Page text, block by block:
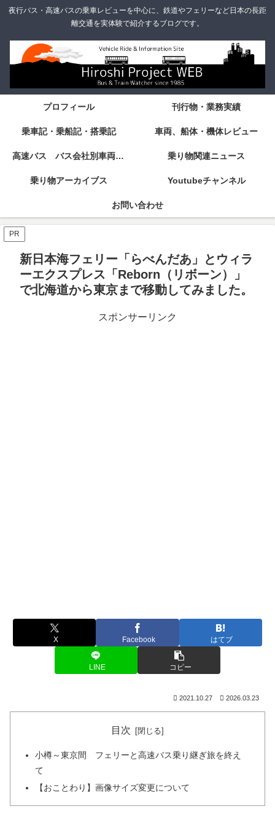
夜行バス・高速バスの乗車レビューを中心に、鉄道やフェリーなど日本の長距
離交通を実体験で紹介するブログです。
プロフィール 刊行物・業務実績
乗車記・乗船記・搭乗記 車両、船体・機体レビュー
高速バス バス会社別車両・設備・シート紹介 乗り物関連ニュース
乗り物アーカイブス Youtubeチャンネル
お問い合わせ
PR
新日本海フェリー「らべんだあ」とウィラ
ーエクスプレス「Reborn（リボーン）」
で北海道から東京まで移動してみました。
スポンサーリンク
X Facebook はてブ
LINE コピー
2021.10.27 2026.03.23
目次
小樽～東京間 フェリーと高速バス乗り継ぎ旅を終え
て
【おことわり】画像サイズ変更について